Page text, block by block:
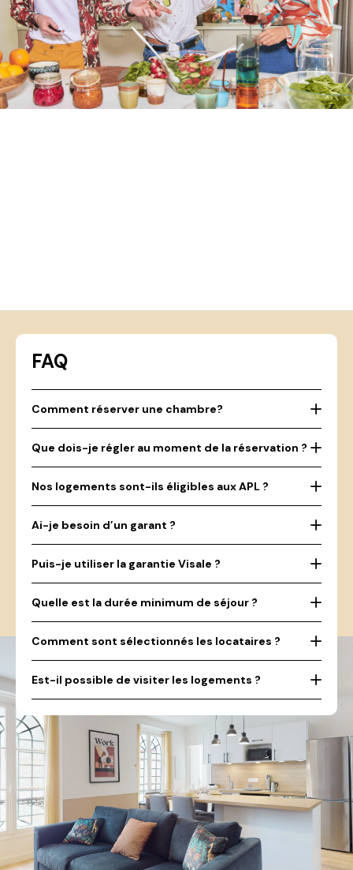
FAQ
Comment réserver une chambre?
Que dois-je régler au moment de la réservation ?
Nos logements sont-ils éligibles aux APL ?
Ai-je besoin d’un garant ?
Puis-je utiliser la garantie Visale ?
Quelle est la durée minimum de séjour ?
Comment sont sélectionnés les locataires ?
Est-il possible de visiter les logements ?